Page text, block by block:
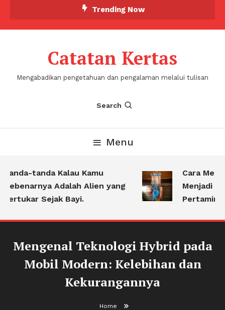
Trending Now
Catatan Kertas
Mengabadikan pengetahuan dan pengalaman melalui tulisan
Search
Menu
tanda Kalau Kamu
Adalah Alien yang
Sejak Bayi.
Cara
Menjadi
Pertamina
Mengenal Teknologi Hybrid pada
Mobil Modern: Kelebihan dan
Kekurangannya
Home